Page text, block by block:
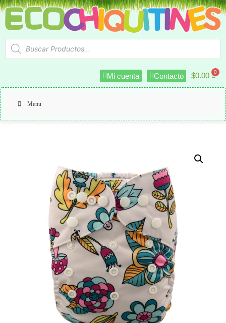
Mi cuenta Contacto $0.00
Menu